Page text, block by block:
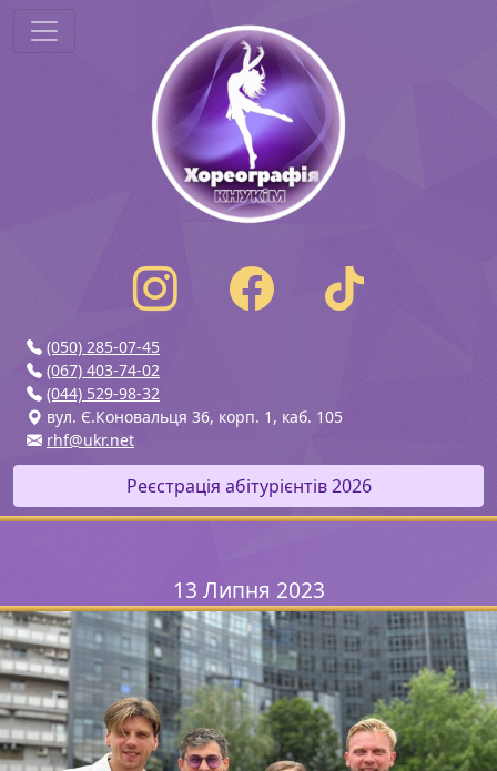
(050) 285-07-45
(067) 403-74-02
(044) 529-98-32
вул. Є.Коновальця 36, корп. 1, каб. 105
rhf@ukr.net
Реєстрація абітурієнтів 2026
13 Липня 2023